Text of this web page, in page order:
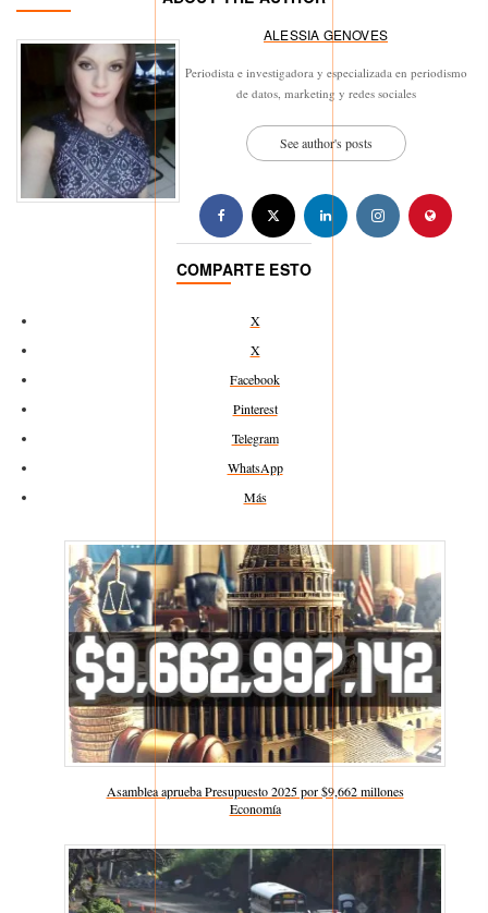
ALESSIA GENOVES
Periodista e investigadora y especializada en periodismo
de datos, marketing y redes sociales
See author's posts
COMPARTE ESTO
X
X
Facebook
Pinterest
Telegram
WhatsApp
Más
Asamblea aprueba Presupuesto 2025 por $9,662 millones
Economía